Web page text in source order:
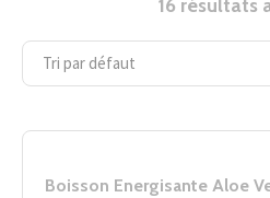
16 résultats
Boisson Energisante Aloe